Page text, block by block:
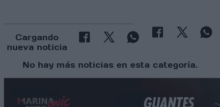
Cargando
nueva noticia
No hay más noticias en esta categoría.